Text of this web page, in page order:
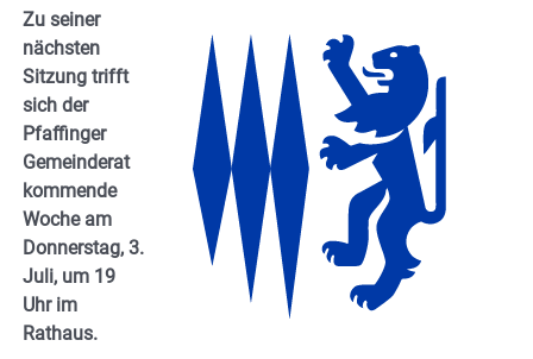
Zu seiner
nächsten
Sitzung trifft
sich der
Pfaffinger
Gemeinderat
kommende
Woche am
Donnerstag, 3.
Juli, um 19
Uhr im
Rathaus.